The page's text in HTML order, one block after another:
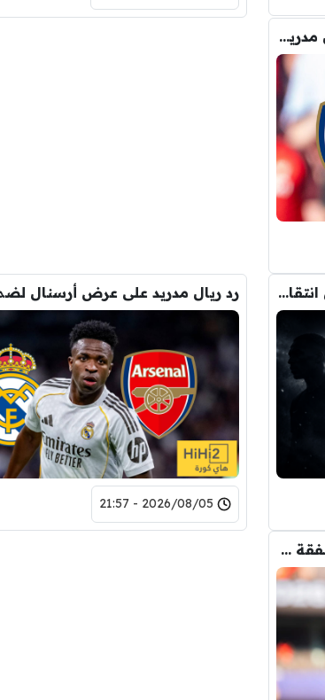
عاجل : العرض المالي من أرسنال لريال مدريد من أجل شراء فينيسيوس جونيور
بسبب صفقة واحدة .. خيبة أمل بسوق انتقالات ريال مدريد !
2026/08/05 - 21:57
تحول مفاجئ .. هل يخطف برشلونة صفقة رودري من قلب مدريد ؟